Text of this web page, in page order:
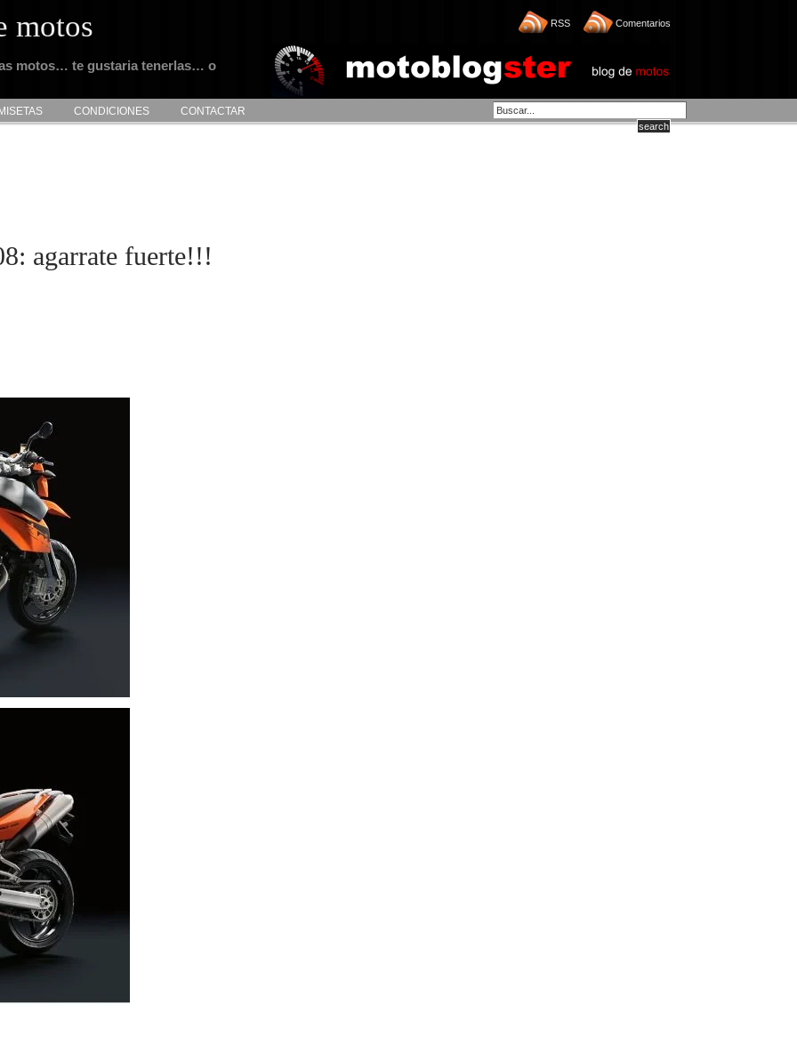
motos
motos… te gustaria tenerlas… o
RSS Comentarios
CONDICIONES CONTACTAR
agarrate fuerte!!!